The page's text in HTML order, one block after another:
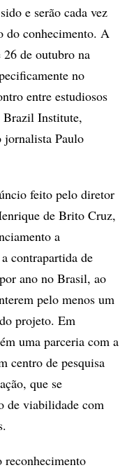
e serão cada vez
do conhecimento. A
26 de outubro na
no
entre estudiosos
Brazil Institute,
Paulo
feito pelo diretor
de Brito Cruz,
a
contrapartida de
ano no Brasil, ao
pelo menos um
projeto. Em
uma parceria com a
centro de pesquisa
que se
de viabilidade com
reconhecimento